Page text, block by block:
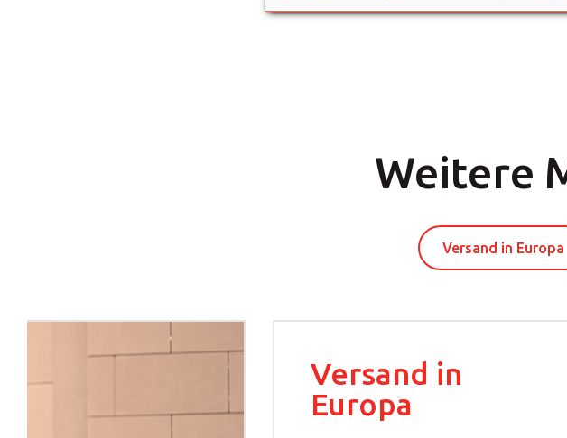
Weitere
Versand in Europa
Versand in
Europa